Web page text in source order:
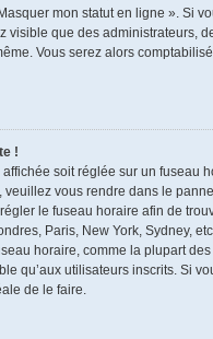
mon statut en ligne ». Si
visible que des administrateurs,
Vous serez alors
!
affichée soit réglée sur un fuseau
veuillez vous rendre dans le
le fuseau horaire afin de
Paris, New York, Sydney,
horaire, comme la plupart
qu’aux utilisateurs inscrits. Si
de le faire.